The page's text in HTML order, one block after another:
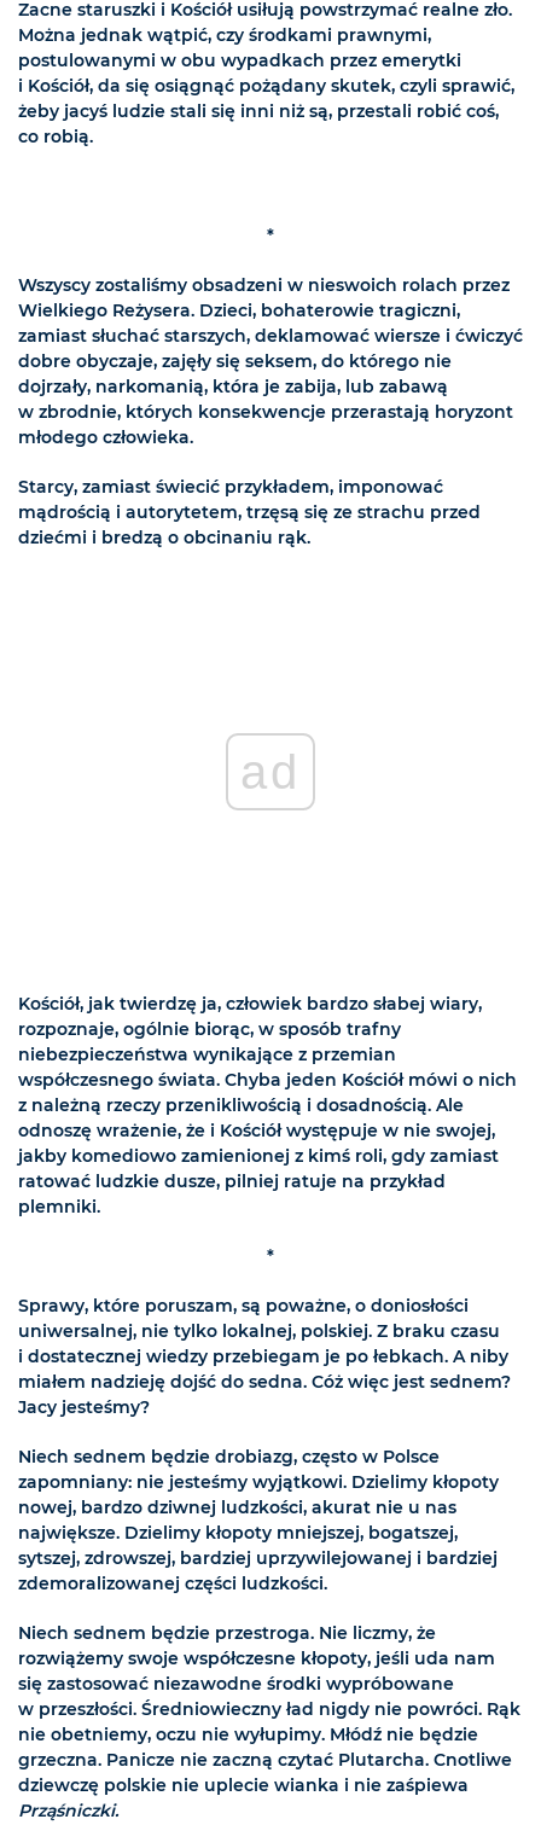
Zacne staruszki i Kościół usiłują powstrzymać realne zło.
Można jednak wątpić, czy środkami prawnymi,
postulowanymi w obu wypadkach przez emerytki
i Kościół, da się osiągnąć pożądany skutek, czyli sprawić,
żeby jacyś ludzie stali się inni niż są, przestali robić coś,
co robią.
*
Wszyscy zostaliśmy obsadzeni w nieswoich rolach przez
Wielkiego Reżysera. Dzieci, bohaterowie tragiczni,
zamiast słuchać starszych, deklamować wiersze i ćwiczyć
dobre obyczaje, zajęły się seksem, do którego nie
dojrzały, narkomanią, która je zabija, lub zabawą
w zbrodnie, których konsekwencje przerastają horyzont
młodego człowieka.
Starcy, zamiast świecić przykładem, imponować
mądrością i autorytetem, trzęsą się ze strachu przed
dziećmi i bredzą o obcinaniu rąk.
ad
Kościół, jak twierdzę ja, człowiek bardzo słabej wiary,
rozpoznaje, ogólnie biorąc, w sposób trafny
niebezpieczeństwa wynikające z przemian
współczesnego świata. Chyba jeden Kościół mówi o nich
z należną rzeczy przenikliwością i dosadnością. Ale
odnoszę wrażenie, że i Kościół występuje w nie swojej,
jakby komediowo zamienionej z kimś roli, gdy zamiast
ratować ludzkie dusze, pilniej ratuje na przykład
plemniki.
*
Sprawy, które poruszam, są poważne, o doniosłości
uniwersalnej, nie tylko lokalnej, polskiej. Z braku czasu
i dostatecznej wiedzy przebiegam je po łebkach. A niby
miałem nadzieję dojść do sedna. Cóż więc jest sednem?
Jacy jesteśmy?
Niech sednem będzie drobiazg, często w Polsce
zapomniany: nie jesteśmy wyjątkowi. Dzielimy kłopoty
nowej, bardzo dziwnej ludzkości, akurat nie u nas
największe. Dzielimy kłopoty mniejszej, bogatszej,
sytszej, zdrowszej, bardziej uprzywilejowanej i bardziej
zdemoralizowanej części ludzkości.
Niech sednem będzie przestroga. Nie liczmy, że
rozwiążemy swoje współczesne kłopoty, jeśli uda nam
się zastosować niezawodne środki wypróbowane
w przeszłości. Średniowieczny ład nigdy nie powróci. Rąk
nie obetniemy, oczu nie wyłupimy. Młódź nie będzie
grzeczna. Panicze nie zaczną czytać Plutarcha. Cnotliwe
dziewczę polskie nie uplecie wianka i nie zaśpiewa
Prząśniczki.